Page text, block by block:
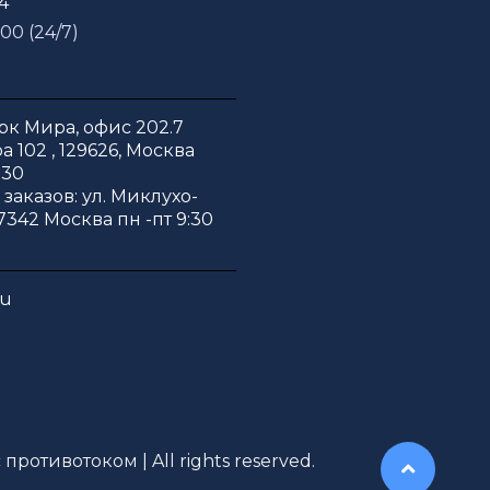
(24/7)
Мира, офис 202.7
102 , 129626, Москва
ул. Миклухо-
Москва пн -пт 9:30
| All rights reserved.